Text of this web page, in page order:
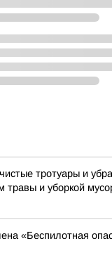
тротуары и
травы и уборкой
«Беспилотная